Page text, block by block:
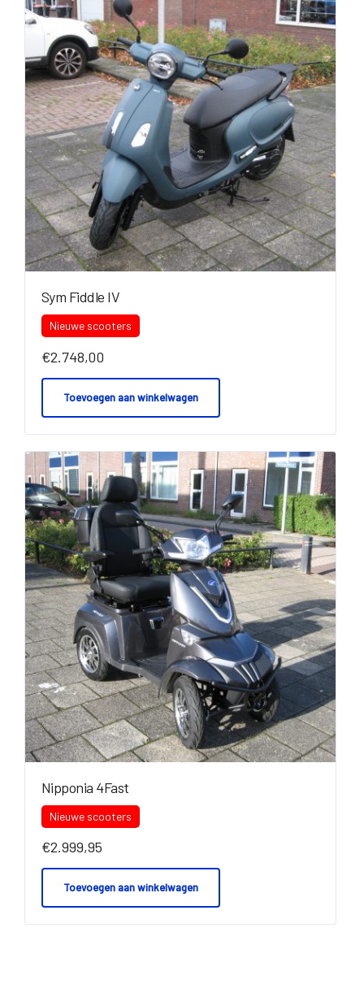
Sym Fiddle IV
Nieuwe scooters
€2.748,00
Toevoegen aan winkelwagen
Nipponia 4Fast
Nieuwe scooters
€2.999,95
Toevoegen aan winkelwagen